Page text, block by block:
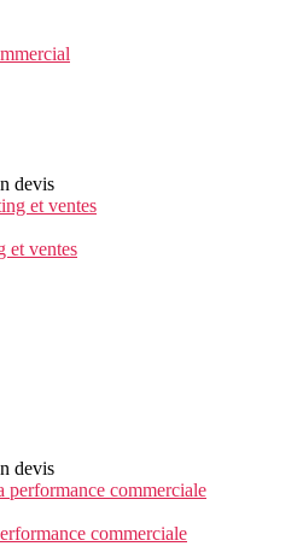
devis
et ventes
devis
commerciale